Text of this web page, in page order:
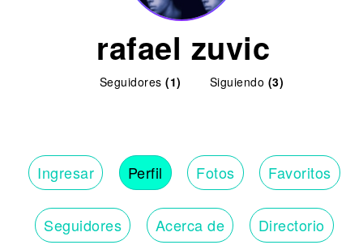
rafael zuvic
Seguidores (1) Siguiendo (3)
Ingresar Perfil Fotos Favoritos
Seguidores Acerca de Directorio